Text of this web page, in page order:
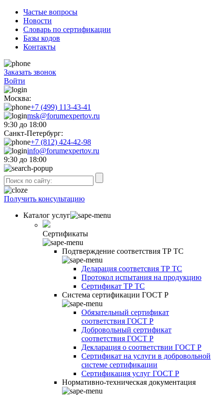
Частые вопросы
Новости
Словарь по сертификации
Базы кодов
Контакты
Заказать звонок
Войти
Москва:
+7 (499) 113-43-41
msk@forumexpertov.ru
9:30 до 18:00
Санкт-Петербург:
+7 (812) 424-42-98
info@forumexpertov.ru
9:30 до 18:00
Получить консультацию
Каталог услуг
Сертификаты
Подтверждение соответствия ТР ТС
Деларация соответсвия ТР ТС
Протокол испытания на продукцию
Сертификат ТР ТС
Система сертификации ГОСТ Р
Обязательный сертификат
соответствия ГОСТ Р
Добровольный сертификат
соответствия ГОСТ Р
Декларация о соответствии ГОСТ Р
Сертификат на услуги в добровольной
системе сертификации
Сертификация услуг ГОСТ Р
Нормативно-техническая документация